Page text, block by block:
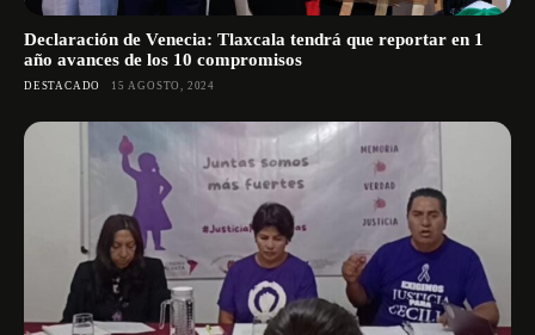
Declaración de Venecia: Tlaxcala tendrá que reportar en 1
año avances de los 10 compromisos
DESTACADO 15 AGOSTO, 2024